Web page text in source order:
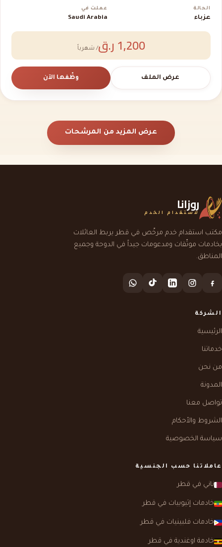
الحالة
عزباء
عملت في
Saudi Arabia
1,200 ر.ق / شهرياً
عرض الملف وظّفها الآن
عرض المزيد من المرشحات
روزانا
لاستقدام الخدم
مكتب استقدام خدم مرخّص في قطر يربط العائلات
بخادمات موثّقات ومدعومات جيداً في الدوحة وجميع
المناطق.
الشركة
الرئيسية
خدماتنا
من نحن
المدونة
تواصل معنا
الشروط والأحكام
سياسة الخصوصية
عاملاتنا حسب الجنسية
ناني في قطر
خادمات إثيوبيات في قطر
خادمات فلبينيات في قطر
خادمة اوغندية في قطر